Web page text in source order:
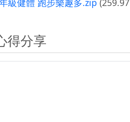
得分享